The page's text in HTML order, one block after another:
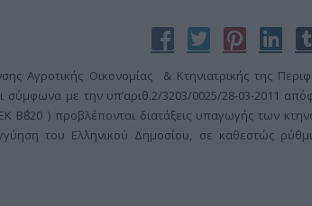
Αγροτικής Οικονομίας & Κτηνιατρικής της
σύμφωνα με την υπ’αριθ.2/3203/0025/28-03-2011
) προβλέπονται διατάξεις υπαγωγής των
του Ελληνικού Δημοσίου, σε καθεστώς